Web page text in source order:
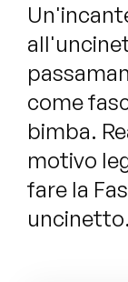
come
bimba.
motivo
fare la
uncinetto.